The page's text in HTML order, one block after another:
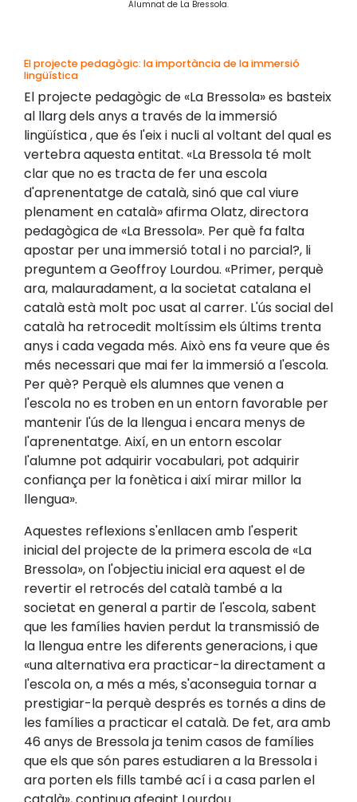
Alumnat de La Bressola.
El projecte pedagògic: la importància de la immersió
lingüística
El projecte pedagògic de «La Bressola» es basteix
al llarg dels anys a través de la immersió
lingüística , que és l'eix i nucli al voltant del qual es
vertebra aquesta entitat. «La Bressola té molt
clar que no es tracta de fer una escola
d'aprenentatge de català, sinó que cal viure
plenament en català» afirma Olatz, directora
pedagògica de «La Bressola». Per què fa falta
apostar per una immersió total i no parcial?, li
preguntem a Geoffroy Lourdou. «Primer, perquè
ara, malauradament, a la societat catalana el
català està molt poc usat al carrer. L'ús social del
català ha retrocedit moltíssim els últims trenta
anys i cada vegada més. Això ens fa veure que és
més necessari que mai fer la immersió a l'escola.
Per què? Perquè els alumnes que venen a
l'escola no es troben en un entorn favorable per
mantenir l'ús de la llengua i encara menys de
l'aprenentatge. Així, en un entorn escolar
l'alumne pot adquirir vocabulari, pot adquirir
confiança per la fonètica i així mirar millor la
llengua».
Aquestes reflexions s'enllacen amb l'esperit
inicial del projecte de la primera escola de «La
Bressola», on l'objectiu inicial era aquest el de
revertir el retrocés del català també a la
societat en general a partir de l'escola, sabent
que les famílies havien perdut la transmissió de
la llengua entre les diferents generacions, i que
«una alternativa era practicar-la directament a
l'escola on, a més a més, s'aconseguia tornar a
prestigiar-la perquè després es tornés a dins de
les famílies a practicar el català. De fet, ara amb
46 anys de Bressola ja tenim casos de famílies
que els que són pares estudiaren a la Bressola i
ara porten els fills també ací i a casa parlen el